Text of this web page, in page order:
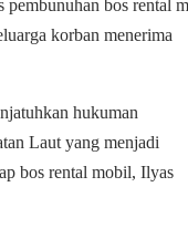
bos rental
korban menerima
hukuman
Laut yang menjadi
bos rental mobil, Ilyas